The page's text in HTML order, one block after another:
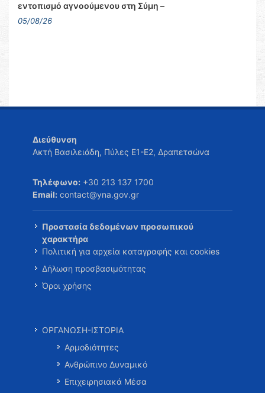
εντοπισμό αγνοούμενου στη Σύμη –
05/08/26
Διεύθυνση
Ακτή Βασιλειάδη, Πύλες Ε1-Ε2, Δραπετσώνα
Τηλέφωνο: +30 213 137 1700
Email: contact@yna.gov.gr
Προστασία δεδομένων προσωπικού
χαρακτήρα
Πολιτική για αρχεία καταγραφής και cookies
Δήλωση προσβασιμότητας
Όροι χρήσης
ΟΡΓΑΝΩΣΗ-ΙΣΤΟΡΙΑ
Αρμοδιότητες
Ανθρώπινο Δυναμικό
Επιχειρησιακά Μέσα